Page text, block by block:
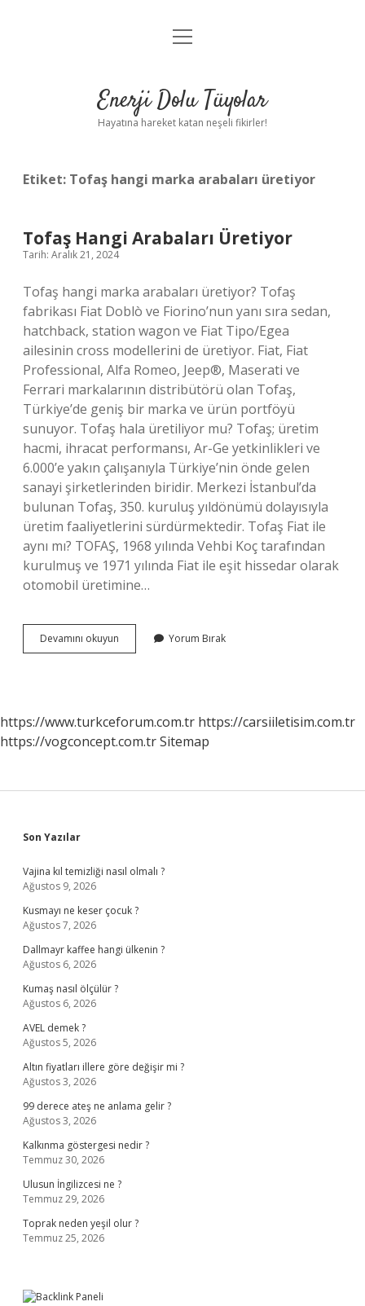
Anasayfa
Yasal Uyarı
menüyü
Enerji Dolu Tüyolar
Hayatına hareket katan neşeli fikirler!
Etiket: Tofaş hangi marka arabaları üretiyor
Tofaş Hangi Arabaları Üretiyor
Tarih: Aralık 21, 2024
Tofaş hangi marka arabaları üretiyor? Tofaş
fabrikası Fiat Doblò ve Fiorino’nun yanı sıra sedan,
hatchback, station wagon ve Fiat Tipo/Egea
ailesinin cross modellerini de üretiyor. Fiat, Fiat
Professional, Alfa Romeo, Jeep®, Maserati ve
Ferrari markalarının distribütörü olan Tofaş,
Türkiye’de geniş bir marka ve ürün portföyü
sunuyor. Tofaş hala üretiliyor mu? Tofaş; üretim
hacmi, ihracat performansı, Ar-Ge yetkinlikleri ve
6.000’e yakın çalışanıyla Türkiye’nin önde gelen
sanayi şirketlerinden biridir. Merkezi İstanbul’da
bulunan Tofaş, 350. kuruluş yıldönümü dolayısıyla
üretim faaliyetlerini sürdürmektedir. Tofaş Fiat ile
aynı mı? TOFAŞ, 1968 yılında Vehbi Koç tarafından
kurulmuş ve 1971 yılında Fiat ile eşit hissedar olarak
otomobil üretimine…
Devamını okuyun
Hangi
Yorum Bırak
https://www.turkceforum.com.tr https://carsiiletisim.com.tr
https://vogconcept.com.trSitemap
Sidebar
Son Yazılar
Vajina kıl temizliği nasıl olmalı ?
Ağustos 9, 2026
Kusmayı ne keser çocuk ?
Ağustos 7, 2026
Dallmayr kaffee hangi ülkenin ?
Ağustos 6, 2026
Kumaş nasıl ölçülür ?
Ağustos 6, 2026
AVEL demek ?
Ağustos 5, 2026
Altın fiyatları illere göre değişir mi ?
Ağustos 3, 2026
99 derece ateş ne anlama gelir ?
Ağustos 3, 2026
Kalkınma göstergesi nedir ?
Temmuz 30, 2026
Ulusun İngilizcesi ne ?
Temmuz 29, 2026
Toprak neden yeşil olur ?
Temmuz 25, 2026